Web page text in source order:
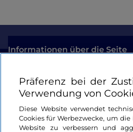
Informationen über die Seite
Nützliche Links
Login
Bleiben wir in Kontakt
Präferenz bei der
Verwendung von
Diese Website verwendet
Cookies für Werbezwecke, um
Website zu verbessern und